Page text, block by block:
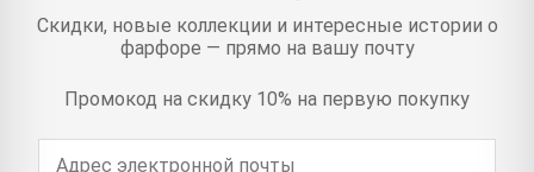
Скидки, новые коллекции и интересные истории о
фарфоре — прямо на вашу почту
Промокод на скидку 10% на первую покупку